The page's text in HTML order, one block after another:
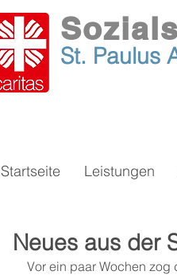
St. Paulus
Startseite Leistungen
Neues aus der
Vor ein paar Wochen zog